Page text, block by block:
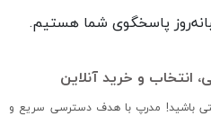
انتخاب و خرید آنلاین
باشید! مدرپ با هدف دسترسی سریع و